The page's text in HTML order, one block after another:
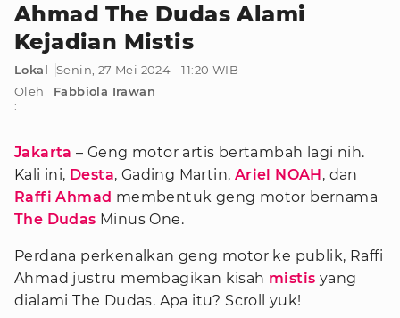
Ahmad The Dudas Alami
Kejadian Mistis
Lokal
Senin, 27 Mei 2024 - 11:20 WIB
Oleh
:
Fabbiola Irawan
Jakarta – Geng motor artis bertambah lagi nih.
Kali ini, Desta, Gading Martin, Ariel NOAH, dan
Raffi Ahmad membentuk geng motor bernama
The Dudas Minus One.
Perdana perkenalkan geng motor ke publik, Raffi
Ahmad justru membagikan kisah mistis yang
dialami The Dudas. Apa itu? Scroll yuk!